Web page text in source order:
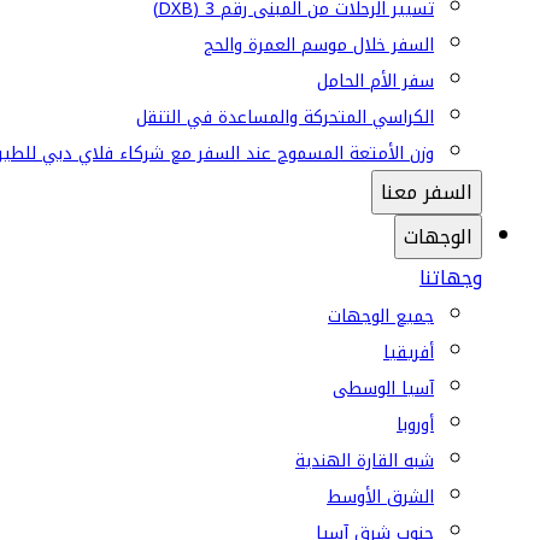
تسيير الرحلات من المبنى رقم 3 (DXB)
السفر خلال موسم العمرة والحج
سفر الأم الحامل
الكراسي المتحركة والمساعدة في التنقل
وزن الأمتعة المسموح عند السفر مع شركاء فلاي دبي
السفر معنا
الوجهات
وجهاتنا
جميع الوجهات
أفريقيا
آسيا الوسطى
أوروبا
شبه القارة الهندية
الشرق الأوسط
جنوب شرق آسيا